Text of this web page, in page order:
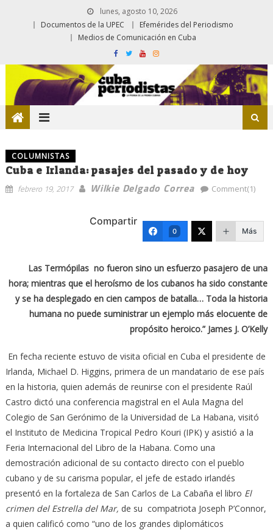
lunes, agosto 10, 2026
Documentos de la UPEC
Efemérides del Periodismo
Medios de Comunicación en Cuba
COLUMNISTAS
Cuba e Irlanda: pasajes del pasado y de hoy
febrero 19, 2017 Wilkie Delgado Correa Comment(1)
Compartir
0 Más
Las Termópilas no fueron sino un esfuerzo pasajero de una
hora; mientras que el heroísmo de los cubanos ha sido constante
y se ha desplegado en cien campos de batalla… Toda la historia
humana no puede suministrar un ejemplo más elocuente de
propósito heroico.” James J. O’Kelly
En fecha reciente estuvo de visita oficial en Cuba el presidente de
Irlanda, Michael D. Higgins, primera de un mandatario de ese país
en la historia, quien además de reunirse con el presidente Raúl
Castro dictó una conferencia magistral en el Aula Magna del
Colegio de San Gerónimo de la Universidad de La Habana, visitó
el Instituto de Medicina Tropical Pedro Kouri (IPK) y asistió a la
Feria Internacional del Libro de la Habana. Como una
demostración adicional de su contacto directo con el pueblo
cubano y de su carisma popular, el jefe de estado irlandés
presentó en la fortaleza de San Carlos de La Cabaña el libro El
crimen del Estrella del Mar, de su compatriota Joseph P’Connor,
a quien calificó como “uno de los grandes diplomáticos